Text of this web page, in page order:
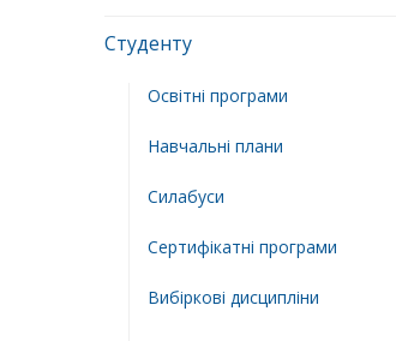
Студенту
Освітні програми
Навчальні плани
Силабуси
Сертифікатні програми
Вибіркові дисципліни